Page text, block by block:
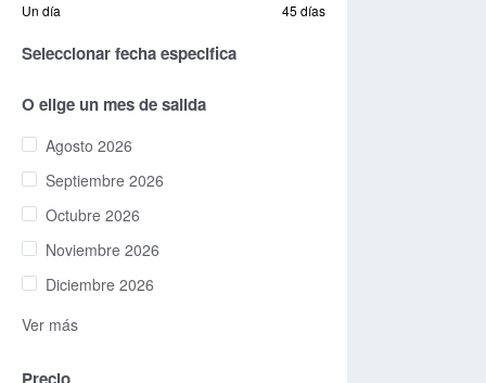
Un día 45 días
Seleccionar fecha especifica
O elige un mes de salida
Agosto 2026
Septiembre 2026
Octubre 2026
Noviembre 2026
Diciembre 2026
Ver más